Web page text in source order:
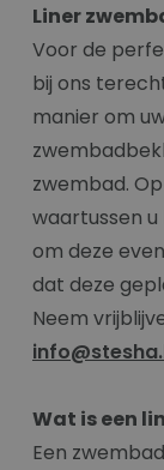
Liner
Voor de
bij ons
manier om
zwembad.
waartussen
om deze
dat deze
Neem
Wat is een
Een